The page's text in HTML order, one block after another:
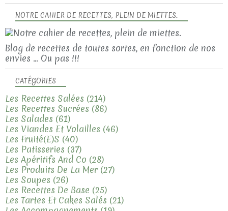
NOTRE CAHIER DE RECETTES, PLEIN DE MIETTES.
Blog de recettes de toutes sortes, en fonction de nos
envies ... Ou pas !!!
CATÉGORIES
Les Recettes Salées (214)
Les Recettes Sucrées (86)
Les Salades (61)
Les Viandes Et Volailles (46)
Les Fruité(e)s (40)
Les Patisseries (37)
Les Apéritifs And Co (28)
Les Produits De La Mer (27)
Les Soupes (26)
Les Recettes De Base (25)
Les Tartes Et Cakes Salés (21)